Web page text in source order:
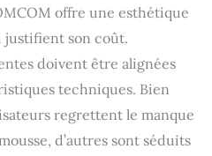
offre une esthétique
son coût.
doivent être alignées
techniques. Bien
regrettent le manque
d’autres sont séduits